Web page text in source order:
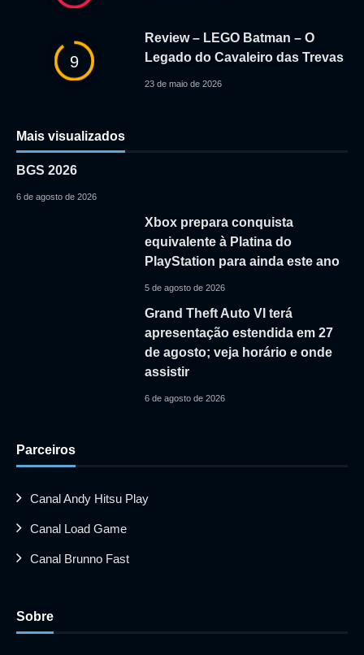
9
Review – LEGO Batman – O
Legado do Cavaleiro das Trevas
23 de maio de 2026
Mais visualizados
BGS 2026
6 de agosto de 2026
Xbox prepara conquista
equivalente à Platina do
PlayStation para ainda este ano
5 de agosto de 2026
Grand Theft Auto VI terá
apresentação estendida em 27
de agosto; veja horário e onde
assistir
6 de agosto de 2026
Parceiros
Canal Andy Hitsu Play
Canal Load Game
Canal Brunno Fast
Sobre